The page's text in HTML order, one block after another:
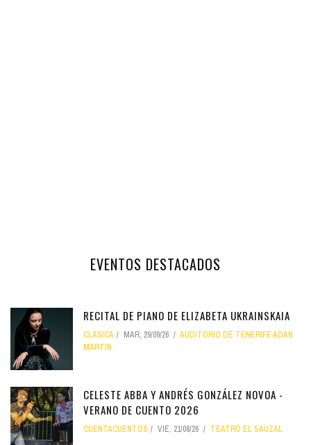
EVENTOS DESTACADOS
RECITAL DE PIANO DE ELIZABETA UKRAINSKAIA
CLÁSICA MAR, 29/09/26
AUDITORIO DE TENERIFE ADÁN
MARTÍN
CELESTE ABBA Y ANDRÉS GONZÁLEZ NOVOA -
VERANO DE CUENTO 2026
CUENTACUENTOS VIE, 21/08/26 TEATRO EL SAUZAL